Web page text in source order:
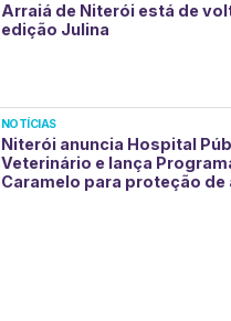
Arraiá de Niterói está de
edição Julina
NOTÍCIAS
Niterói anuncia Hospital
Veterinário e lança
Caramelo para proteção de